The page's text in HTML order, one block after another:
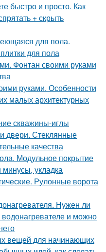
быстро и просто. Как
+ скрыть
для пола.
для пола
Фонтан своими руками
руками. Особенности
малых архитектурных
скважины-иглы
двери. Стеклянные
качества
Модульное покрытие
укладка
Рулонные ворота
Нужен ли
и можно
вещей для начинающих